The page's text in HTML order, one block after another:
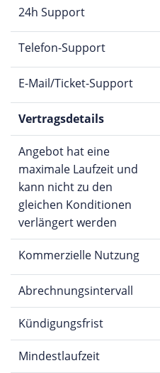
24h Support
Telefon-Support
E-Mail/Ticket-Support
Vertragsdetails
Angebot hat eine
maximale Laufzeit und
kann nicht zu den
gleichen Konditionen
verlängert werden
Kommerzielle Nutzung
Abrechnungsintervall
Kündigungsfrist
Mindestlaufzeit